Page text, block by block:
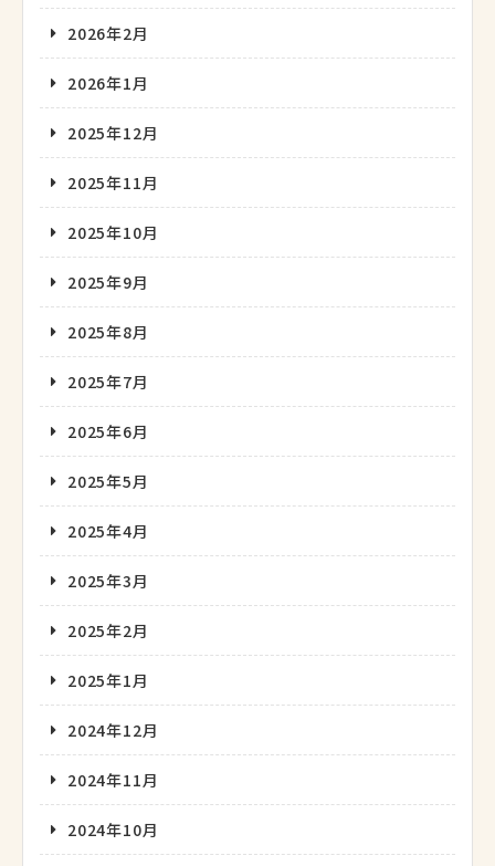
2026年2月
2026年1月
2025年12月
2025年11月
2025年10月
2025年9月
2025年8月
2025年7月
2025年6月
2025年5月
2025年4月
2025年3月
2025年2月
2025年1月
2024年12月
2024年11月
2024年10月